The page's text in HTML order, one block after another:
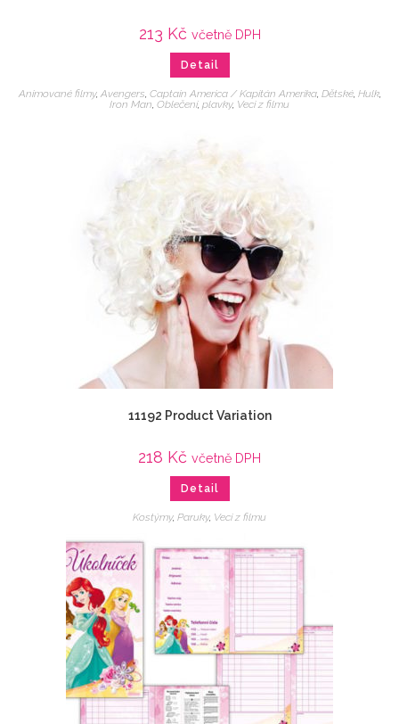
213 Kč včetně DPH
Detail
Animované filmy, Avengers, Captain America / Kapitán Amerika, Dětské, Hulk,
Iron Man, Oblečení, plavky, Veci z filmu
11192 Product Variation
218 Kč včetně DPH
Detail
Kostýmy, Paruky, Veci z filmu